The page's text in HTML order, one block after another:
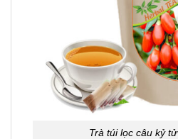
Trà túi lọc câu kỷ